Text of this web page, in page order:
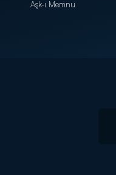
Aşk-ı Memnu